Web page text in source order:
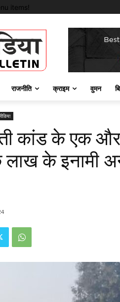
items!
राजनीति क्राइम वुमन
कांड के एक
लाख के इनामी